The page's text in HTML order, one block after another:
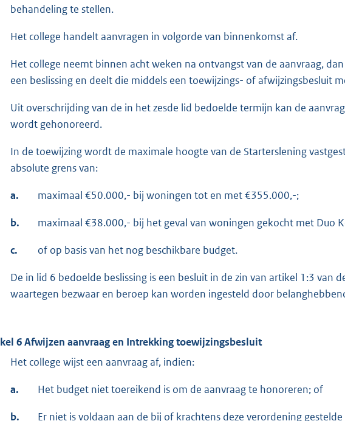
behandeling te stellen.
Het college handelt aanvragen in volgorde van binnenkomst af.
Het college neemt binnen acht weken na ontvangst van de aanvraag,
een beslissing en deelt die middels een toewijzings- of afwijzingsbesluit
Uit overschrijding van de in het zesde lid bedoelde termijn kan de
wordt gehonoreerd.
In de toewijzing wordt de maximale hoogte van de Starterslening
absolute grens van:
a. maximaal €50.000,- bij woningen tot en met €355.000,-;
b. maximaal €38.000,- bij het geval van woningen gekocht met Duo
c. of op basis van het nog beschikbare budget.
De in lid 6 bedoelde beslissing is een besluit in de zin van artikel 1:3 van
waartegen bezwaar en beroep kan worden ingesteld door
6 Afwijzen aanvraag en Intrekking toewijzingsbesluit
Het college wijst een aanvraag af, indien:
a. Het budget niet toereikend is om de aanvraag te honoreren; of
b. Er niet is voldaan aan de bij of krachtens deze verordening